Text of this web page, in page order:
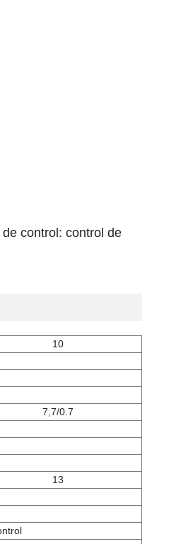
control: control de
10
7,7/0.7
13